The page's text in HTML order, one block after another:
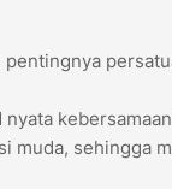
muda, sehingga